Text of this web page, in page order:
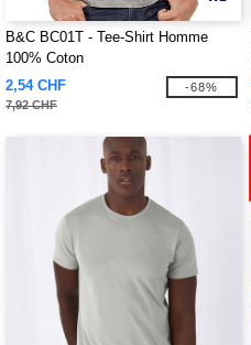
B&C BC01T - Tee-Shirt Homme
100% Coton
2,54 CHF
7,92 CHF
-68%